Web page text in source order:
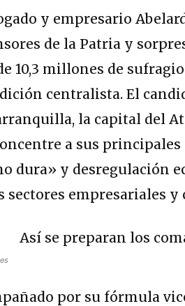
y empresario
de la Patria y
10,3 millones de
centralista. El
, la capital del
a sus principales
dura» y desregulación
sectores empresariales y
por su fórmula